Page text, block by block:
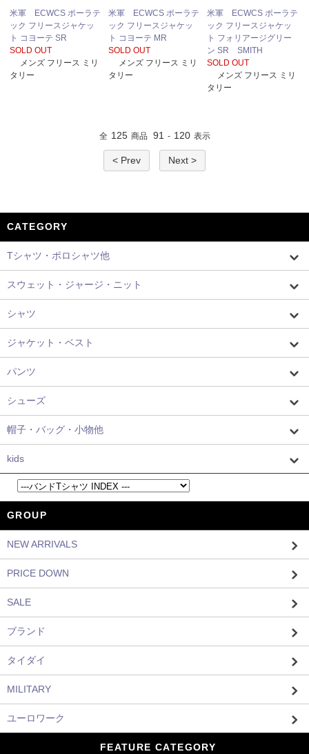
米軍 ECWCS ポーラテ
ック フリースジャケッ
ト コヨーテ SR
SOLD OUT
メンズ フリース ミリ
タリー
米軍 ECWCS ポーラテ
ック フリースジャケッ
ト コヨーテ MR
SOLD OUT
メンズ フリース ミリ
タリー
米軍 ECWCS ポーラテ
ック フリースジャケッ
ト フォリアージグリー
ン SR SMITH
SOLD OUT
メンズ フリース ミリ
タリー
全 125 商品 91 - 120 表示
< Prev Next >
CATEGORY
Tシャツ・ポロシャツ他
スウェット・ジャージ・ニット
シャツ
ジャケット・ベスト
パンツ
シューズ
帽子・バッグ・小物他
kids
GROUP
NEW ARRIVALS
PRICE DOWN
SALE
ブランド
タイダイ
MILITARY
ユーロワーク
FEATURE CATEGORY